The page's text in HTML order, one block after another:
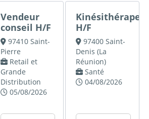
Vendeur
conseil H/F
97410 Saint-
Pierre
Retail et
Grande
Distribution
05/08/2026
H/F
97400 Saint-
Denis (La
Réunion)
Santé
04/08/2026